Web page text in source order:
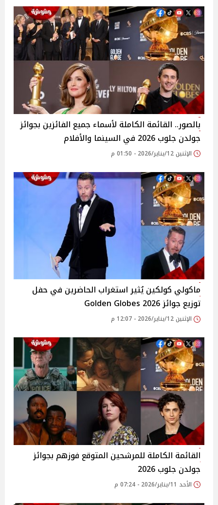
بالصور.. القائمة الكاملة لأسماء جميع الفائزين بجوائز
جولدن جلوب 2026 في السينما والأفلام
الإثنين 12/يناير/2026 - 01:50 م
ماكولي كولكين يُثير استغراب الحاضرين في حفل
توزيع جوائز 2026 Golden Globes
الإثنين 12/يناير/2026 - 12:07 م
القائمة الكاملة للمرشحين المتوقع فوزهم بجوائز
جولدن جلوب 2026
الأحد 11/يناير/2026 - 07:24 م